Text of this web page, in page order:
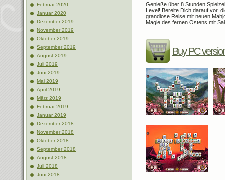
Februar 2020
Januar 2020
Dezember 2019
November 2019
Oktober 2019
September 2019
August 2019
Juli 2019
Juni 2019
Mai 2019
April 2019
März 2019
Februar 2019
Januar 2019
Dezember 2018
November 2018
Oktober 2018
September 2018
August 2018
Juli 2018
Juni 2018
Genieße über 8 Stunden
Level! Bereite Dich darauf vor,
grandiose Reise mit neuen
Magie des fernen Ostens mit
Buy PC